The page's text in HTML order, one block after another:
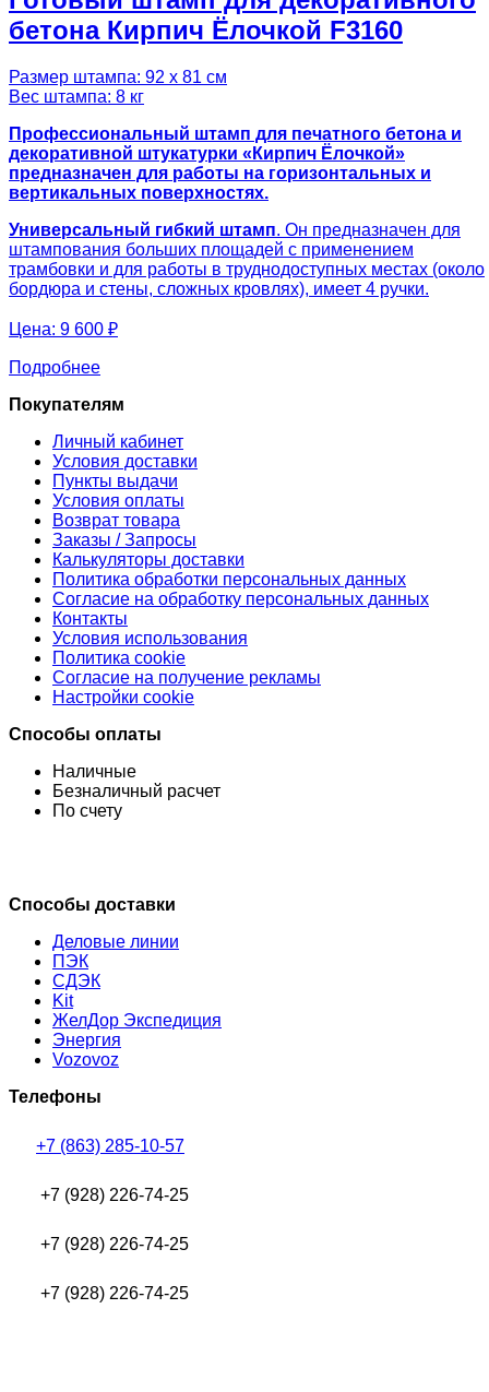
бетона Кирпич Ёлочкой F3160
Размер штампа: 92 х 81 см
Вес штампа: 8 кг
Профессиональный штамп для печатного бетона и
декоративной штукатурки «Кирпич Ёлочкой»
предназначен для работы на горизонтальных и
вертикальных поверхностях.
Универсальный гибкий штамп. Он предназначен для
штампования больших площадей с применением
трамбовки и для работы в труднодоступных местах (около
бордюра и стены, сложных кровлях), имеет 4 ручки.
Цена: 9 600 ₽
Подробнее
Покупателям
Личный кабинет
Условия доставки
Пункты выдачи
Условия оплаты
Возврат товара
Заказы / Запросы
Калькуляторы доставки
Политика обработки персональных данных
Согласие на обработку персональных данных
Контакты
Условия использования
Политика cookie
Согласие на получение рекламы
Настройки cookie
Способы оплаты
Наличные
Безналичный расчет
По счету
Способы доставки
Деловые линии
ПЭК
СДЭК
Kit
ЖелДор Экспедиция
Энергия
Vozovoz
Телефоны
+7 (863) 285-10-57
+7 (928) 226-74-25
+7 (928) 226-74-25
+7 (928) 226-74-25